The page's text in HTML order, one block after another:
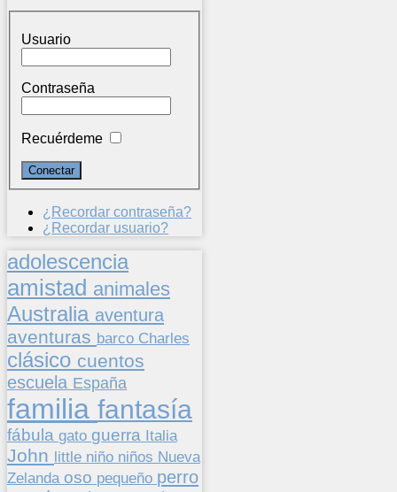
Usuario
Contraseña
Recuérdeme
¿Recordar contraseña?
¿Recordar usuario?
adolescencia
amistad animales
Australia aventura
aventuras barco Charles
clásico cuentos
escuela España
familia fantasía
fábula gato guerra Italia
John little niño niños Nueva
Zelanda oso pequeño perro